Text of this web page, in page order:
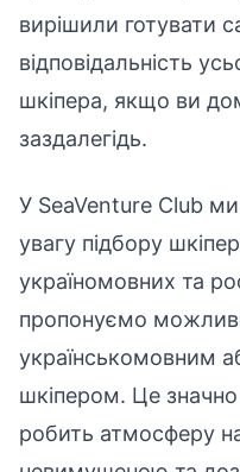
вирішили готувати
відповідальність
шкіпера, якщо ви
заздалегідь.
У SeaVenture Club
увагу підбору
україномовних та
пропонуємо
українськомовним
шкіпером. Це
робить атмосферу